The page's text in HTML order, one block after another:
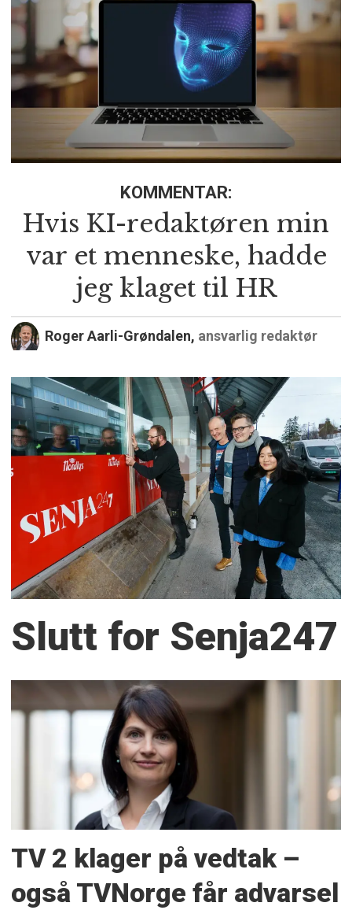
KOMMENTAR:
Hvis KI-redaktøren min
var et menneske, hadde
jeg klaget til HR
Roger Aarli-Grøndalen, ansvarlig redaktør
Slutt for Senja247
TV 2 klager på vedtak –
også TVNorge får advarsel